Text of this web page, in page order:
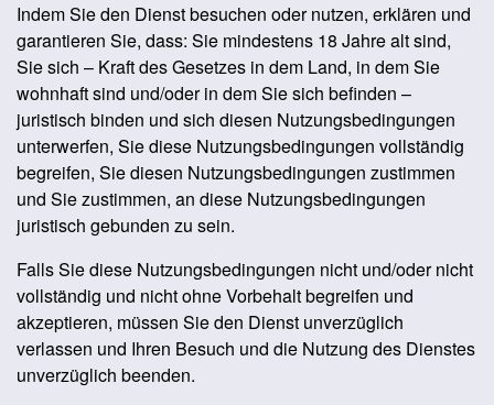
Indem Sie den Dienst besuchen oder nutzen, erklären und
garantieren Sie, dass: Sie mindestens 18 Jahre alt sind,
Sie sich – Kraft des Gesetzes in dem Land, in dem Sie
wohnhaft sind und/oder in dem Sie sich befinden –
juristisch binden und sich diesen Nutzungsbedingungen
unterwerfen, Sie diese Nutzungsbedingungen vollständig
begreifen, Sie diesen Nutzungsbedingungen zustimmen
und Sie zustimmen, an diese Nutzungsbedingungen
juristisch gebunden zu sein.
Falls Sie diese Nutzungsbedingungen nicht und/oder nicht
vollständig und nicht ohne Vorbehalt begreifen und
akzeptieren, müssen Sie den Dienst unverzüglich
verlassen und Ihren Besuch und die Nutzung des Dienstes
unverzüglich beenden.